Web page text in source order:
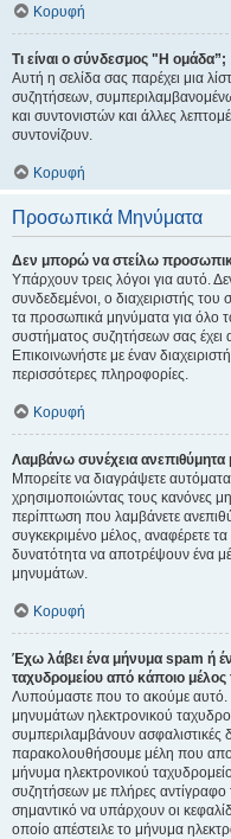
Κορυφή
Τι είναι ο σύνδεσμος "Η ομάδα”;
Αυτή η σελίδα σας παρέχει μια
συζητήσεων,
και συντονιστών και άλλες
συντονίζουν.
Κορυφή
Προσωπικά Μηνύματα
Δεν μπορώ να στείλω
Υπάρχουν τρεις λόγοι για αυτό.
συνδεδεμένοι, ο διαχειριστής
τα προσωπικά μηνύματα για όλο
συστήματος συζητήσεων σας
Επικοινωνήστε με έναν
περισσότερες πληροφορίες.
Κορυφή
Λαμβάνω συνέχεια ανεπιθύμητα
Μπορείτε να διαγράψετε
χρησιμοποιώντας τους κανόνες
περίπτωση που λαμβάνετε
συγκεκριμένο μέλος, αναφέρετε
δυνατότητα να αποτρέψουν ένα
μηνυμάτων.
Κορυφή
Έχω λάβει ένα μήνυμα spam ή
ταχυδρομείου από κάποιο
Λυπούμαστε που το ακούμε αυτό.
μηνυμάτων ηλεκτρονικού
συμπεριλαμβάνουν ασφαλιστικές
παρακολουθήσουμε μέλη που
μήνυμα ηλεκτρονικού
συζητήσεων με πλήρες
σημαντικό να υπάρχουν οι
οποίο απέστειλε το μήνυμα